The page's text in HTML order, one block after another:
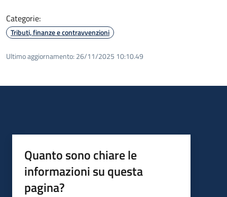
Categorie:
Tributi, finanze e contravvenzioni
Ultimo aggiornamento: 26/11/2025 10:10.49
Quanto sono chiare le
informazioni su questa
pagina?